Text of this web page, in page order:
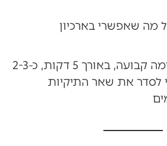
מה שאפשרי בארכיון
צרי לך משימה קבועה, באורך 5 דקות, כ-2-3
לסדר את שאר התיקיות